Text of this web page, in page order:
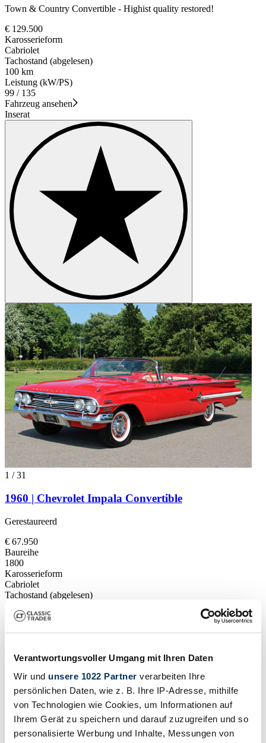
Verantwortungsvoller Umgang mit Ihren Daten
Wir und unsere 1022 Partner verarbeiten Ihre
persönlichen Daten, wie z. B. Ihre IP-Adresse, mithilfe
von Technologien wie Cookies, um Informationen auf
Ihrem Gerät zu speichern und darauf zuzugreifen und so
personalisierte Werbung und Inhalte, Messungen von
Town & Country Convertible - Highist quality restored!
€ 129.500
Karosserieform
Cabriolet
Tachostand (abgelesen)
100 km
Leistung (kW/PS)
99 / 135
Fahrzeug ansehen
Inserat
1 /31
1960 | Chevrolet Impala Convertible
Gerestaureerd
€ 67.950
Baureihe
1800
Karosserieform
Cabriolet
Tachostand (abgelesen)
Nicht angegeben
Leistung (kW/PS)